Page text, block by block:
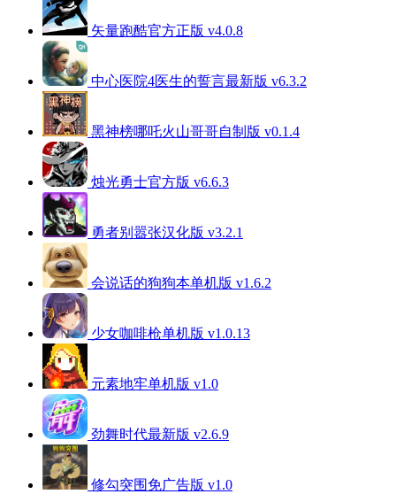
矢量跑酷官方正版 v4.0.8
中心医院4医生的誓言最新版 v6.3.2
黑神榜哪吒火山哥哥自制版 v0.1.4
烛光勇士官方版 v6.6.3
勇者别嚣张汉化版 v3.2.1
会说话的狗狗本单机版 v1.6.2
少女咖啡枪单机版 v1.0.13
元素地牢单机版 v1.0
劲舞时代最新版 v2.6.9
修勾突围免广告版 v1.0